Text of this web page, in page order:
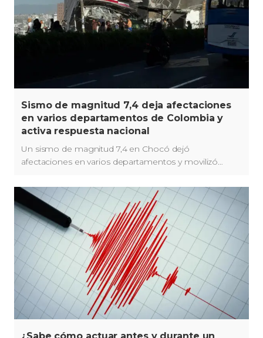
Sismo de magnitud 7,4 deja afectaciones
en varios departamentos de Colombia y
activa respuesta nacional
Un sismo de magnitud 7,4 en Chocó dejó
afectaciones en varios departamentos y movilizó
¿Sabe cómo actuar antes y durante un